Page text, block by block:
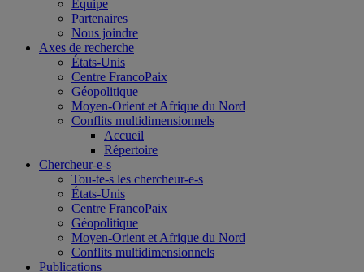
Équipe
Partenaires
Nous joindre
Axes de recherche
États-Unis
Centre FrancoPaix
Géopolitique
Moyen-Orient et Afrique du Nord
Conflits multidimensionnels
Accueil
Répertoire
Chercheur-e-s
Tou-te-s les chercheur-e-s
États-Unis
Centre FrancoPaix
Géopolitique
Moyen-Orient et Afrique du Nord
Conflits multidimensionnels
Publications